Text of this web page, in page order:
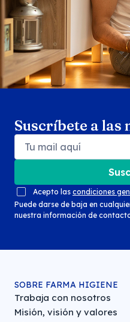
Suscríbete a
Acepto las condiciones
Puede darse de baja en
nuestra información de
SOBRE FARMA HIGIENE
Trabaja con nosotros
Misión, visión y valores